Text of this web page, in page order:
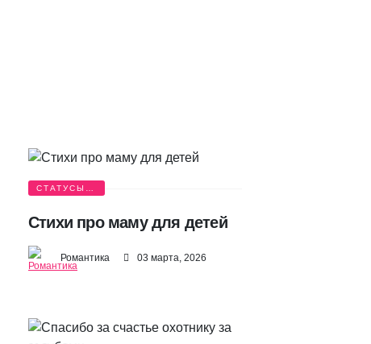
СТАТУСЫ И
Стихи про маму для детей
Романтика 03 марта, 2026